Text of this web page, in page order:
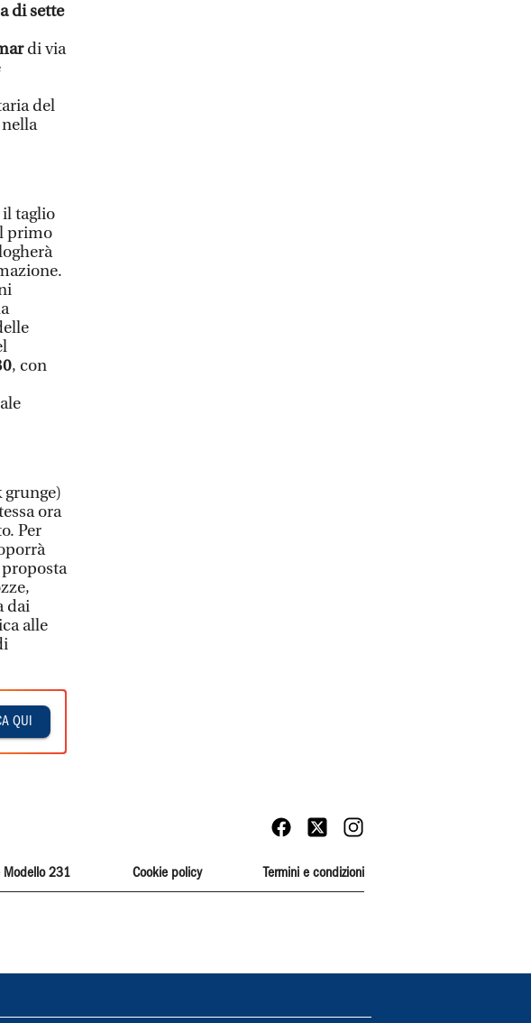
di sette
di via
del
taglio
primo
, con
ora
Per
dai
alle
QUI
Modello 231 Cookie policy Termini e condizioni